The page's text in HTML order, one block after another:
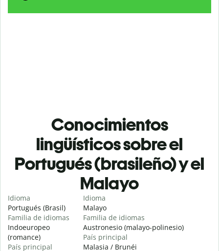
Conocimientos
lingüísticos sobre el
Portugués (brasileño) y el
Malayo
Idioma
Portugués (Brasil)
Familia de idiomas
Indoeuropeo
(romance)
País principal
Idioma
Malayo
Familia de idiomas
Austronesio (malayo-polinesio)
País principal
Malasia / Brunéi